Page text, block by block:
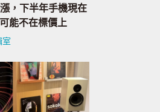
，下半年手機現在
能不在標價上
室